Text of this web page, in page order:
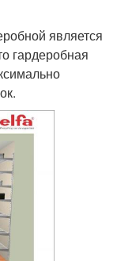
является
гардеробная